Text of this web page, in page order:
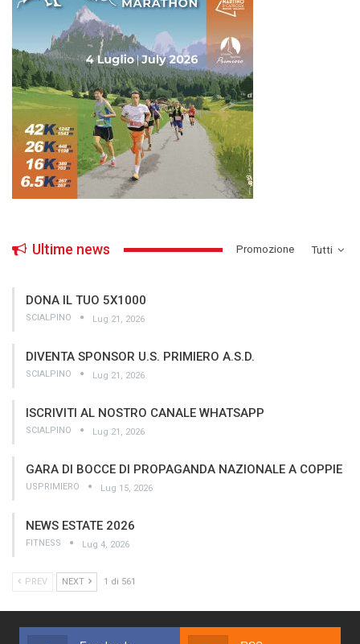
Tutti
Ultime news ­Promozione
DONA IL TUO 5X1000
SCIALPINO Lug 21, 2026
DIVENTA SPONSOR U.S. PRIMIERO A.S.D.
SCIALPINO Lug 21, 2026
ISCRIVITI AL NOSTRO CANALE WHATSAPP
SCIALPINO Lug 21, 2026
GARA DI BOCCE DI PROPAGANDA NAZIONALE A COPPIE
USPRIMIERO Lug 15, 2026
NEWS ESTATE 2026
FITNESS Lug 4, 2026
PREV NEXT 1 di 561